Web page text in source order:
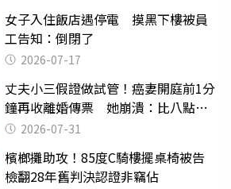
女子入住飯店遇停電 摸黑下樓被員
工告知：倒閉了
2026-07-17
丈夫小三假證做試管！癌妻開庭前1分
鐘再收離婚傳票 她崩潰：比八點檔
還扯2026-07-31
檳榔攤助攻！85度C騎樓擺桌椅被告
檢翻28年舊判決認證非竊佔